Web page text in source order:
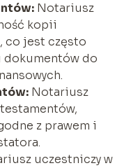
Notariusz
kopii
co jest często
dokumentów do
Notariusz
z prawem i
uczestniczy w